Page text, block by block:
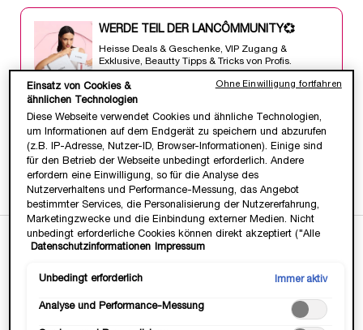
WERDE TEIL DER LANCÔMMUNITY💞
Heisse Deals & Geschenke, VIP Zugang &
Exklusive, Beautty Tipps & Tricks von Profis.
Gratis Versand
ab 35 Euro
3 Gratis Proben
zu jeder
Bestellung
14 Tage
Geld-zurück-
Garantie
-15€ mit
Anmeldung
PDP Tabs
Einsatz von Cookies &
ähnlichen Technologien
Diese Webseite verwendet Cookies und ähnliche Technologien,
um Informationen auf dem Endgerät zu speichern und abzurufen
(z.B. IP-Adresse, Nutzer-ID, Browser-Informationen). Einige sind
für den Betrieb der Webseite unbedingt erforderlich. Andere
erfordern eine Einwilligung, so für die Analyse des
Nutzerverhaltens und Performance-Messung, das Angebot
bestimmter Services, die Personalisierung der Nutzererfahrung,
Marketingzwecke und die Einbindung externer Medien. Nicht
unbedingt erforderliche Cookies können direkt akzeptiert ("Alle
akzeptieren") oder abgelehnt ("Ohne Einwilligung fortfahren")
ebenfalls möglich und speicherbar ("Auswahl speichern"). Die
angepasst werden. Für weitere Informationen s. unsere
Datenschutzinformationen Impressum
Unbedingt erforderlich Immer aktiv
Analyse und Performance-Messung
Ohne Einwilligung fortfahren